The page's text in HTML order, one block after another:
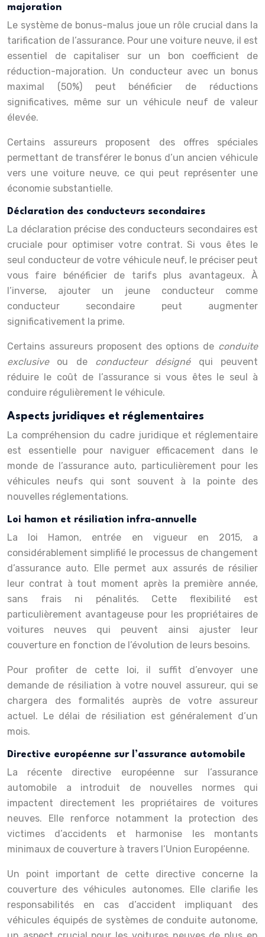
majoration
Le système de bonus-malus joue un rôle crucial dans la
tarification de l’assurance. Pour une voiture neuve, il est
essentiel de capitaliser sur un bon coefficient de
réduction-majoration. Un conducteur avec un bonus
maximal (50%) peut bénéficier de réductions
significatives, même sur un véhicule neuf de valeur
élevée.
Certains assureurs proposent des offres spéciales
permettant de transférer le bonus d’un ancien véhicule
vers une voiture neuve, ce qui peut représenter une
économie substantielle.
Déclaration des conducteurs secondaires
La déclaration précise des conducteurs secondaires est
cruciale pour optimiser votre contrat. Si vous êtes le
seul conducteur de votre véhicule neuf, le préciser peut
vous faire bénéficier de tarifs plus avantageux. À
l’inverse, ajouter un jeune conducteur comme
conducteur secondaire peut augmenter
significativement la prime.
Certains assureurs proposent des options de conduite
exclusive ou de conducteur désigné qui peuvent
réduire le coût de l’assurance si vous êtes le seul à
conduire régulièrement le véhicule.
Aspects juridiques et réglementaires
La compréhension du cadre juridique et réglementaire
est essentielle pour naviguer efficacement dans le
monde de l’assurance auto, particulièrement pour les
véhicules neufs qui sont souvent à la pointe des
nouvelles réglementations.
Loi hamon et résiliation infra-annuelle
La loi Hamon, entrée en vigueur en 2015, a
considérablement simplifié le processus de changement
d’assurance auto. Elle permet aux assurés de résilier
leur contrat à tout moment après la première année,
sans frais ni pénalités. Cette flexibilité est
particulièrement avantageuse pour les propriétaires de
voitures neuves qui peuvent ainsi ajuster leur
couverture en fonction de l’évolution de leurs besoins.
Pour profiter de cette loi, il suffit d’envoyer une
demande de résiliation à votre nouvel assureur, qui se
chargera des formalités auprès de votre assureur
actuel. Le délai de résiliation est généralement d’un
mois.
Directive européenne sur l’assurance automobile
La récente directive européenne sur l’assurance
automobile a introduit de nouvelles normes qui
impactent directement les propriétaires de voitures
neuves. Elle renforce notamment la protection des
victimes d’accidents et harmonise les montants
minimaux de couverture à travers l’Union Européenne.
Un point important de cette directive concerne la
couverture des véhicules autonomes. Elle clarifie les
responsabilités en cas d’accident impliquant des
véhicules équipés de systèmes de conduite autonome,